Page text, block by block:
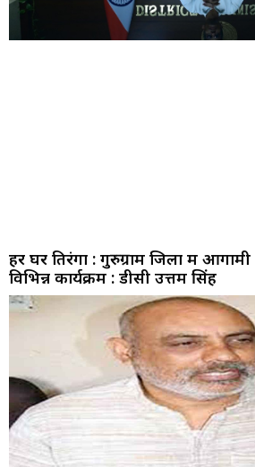
हर घर तिरंगा : गुरुग्राम जिला में
विभिन्न कार्यक्रम : डीसी उत्तम सिंह